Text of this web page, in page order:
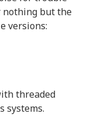
nothing but the
versions:
threaded
systems.